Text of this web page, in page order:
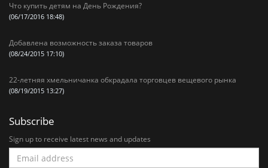
Что купить детям на День Рождения?
(06/17/2016 18:48)
Добавлена возможность заказа товаров
(08/24/2015 17:10)
22-летняя хмельничанка обкрадала торговцев вещевого рынка
(08/19/2015 13:27)
Subscribe
Sign up to receive latest news and updates